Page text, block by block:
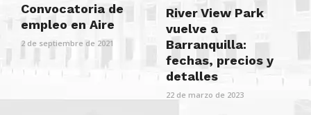
Convocatoria de
empleo en Aire
2 de septiembre de 2021
River View Park
vuelve a
Barranquilla:
fechas, precios y
detalles
22 de marzo de 2023